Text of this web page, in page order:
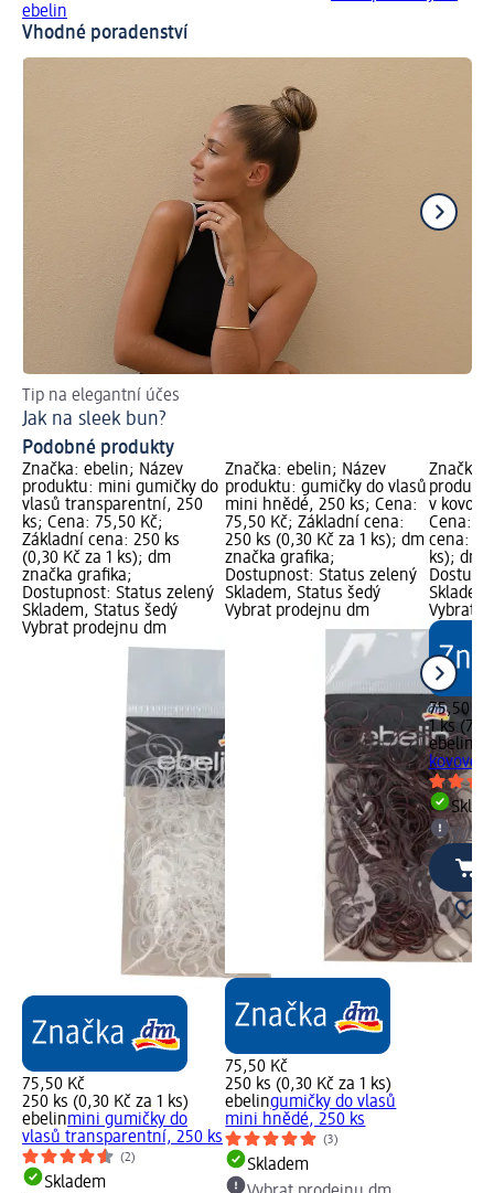
ebelin
Vhodné poradenství
Tip na elegantní účes
Jak na sleek bun?
Podobné produkty
Značka: ebelin; Název
produktu: mini gumičky do
vlasů transparentní, 250
ks; Cena: 75,50 Kč;
Základní cena: 250 ks
(0,30 Kč za 1 ks); dm
značka grafika;
Dostupnost: Status zelený
Skladem, Status šedý
Vybrat prodejnu dm
75,50 Kč
250 ks (0,30 Kč za 1 ks)
ebelinmini gumičky do
vlasů transparentní, 250 ks
(2)
Skladem
Značka: ebelin; Název
produktu: gumičky do vlasů
mini hnědé, 250 ks; Cena:
75,50 Kč; Základní cena:
250 ks (0,30 Kč za 1 ks); dm
značka grafika;
Dostupnost: Status zelený
Skladem, Status šedý
Vybrat prodejnu dm
75,50 Kč
250 ks (0,30 Kč za 1 ks)
ebelingumičky do vlasů
mini hnědé, 250 ks
(3)
Skladem
Značka:
v
Cena:
cena: 1
ks); dm
Vybrat
75,50 Kč
1 ks
ebelin
kovové